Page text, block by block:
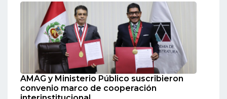
AMAG y Ministerio Público suscribieron
convenio marco de cooperación